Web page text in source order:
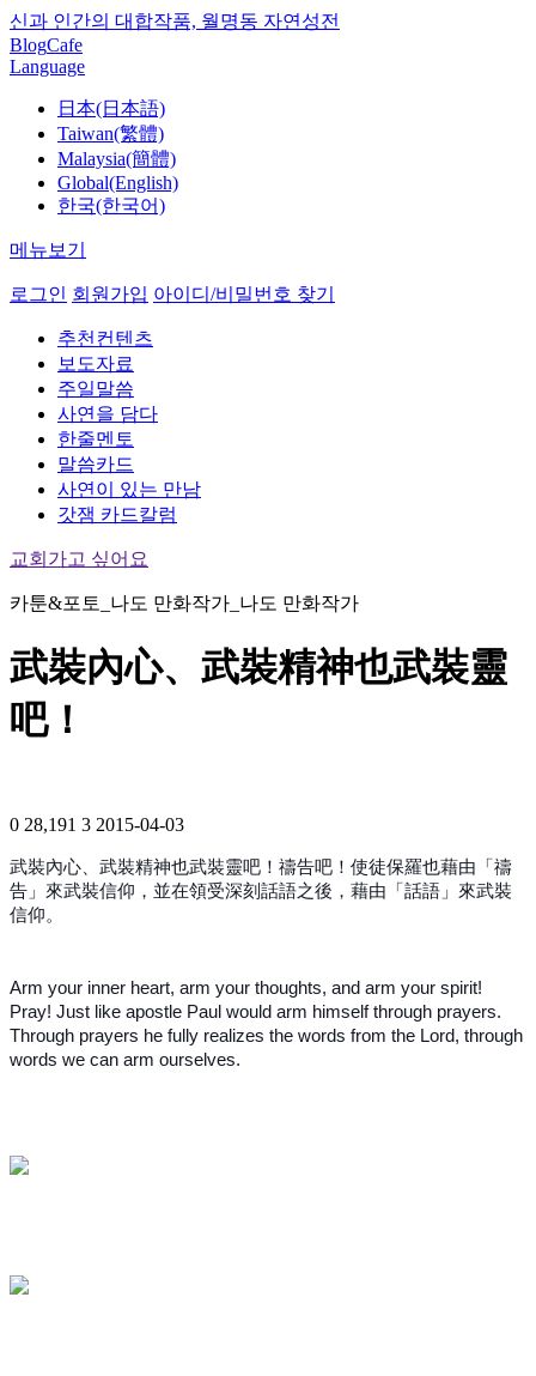
신과 인간의 대합작품, 월명동 자연성전
BlogCafe
Language
日本(日本語)
Taiwan(繁體)
Malaysia(簡體)
Global(English)
한국(한국어)
메뉴보기
로그인 회원가입 아이디/비밀번호 찾기
추천컨텐츠
보도자료
주일말씀
사연을 담다
한줄멘토
말씀카드
사연이 있는 만남
갓잼 카드칼럼
교회가고 싶어요
카툰&포토_나도 만화작가_나도 만화작가
武裝內心、武裝精神也武裝靈
吧！
0 28,191 3 2015-04-03
武裝內心、武裝精神也武裝靈吧！禱告吧！使徒保羅也藉由「禱
告」來武裝信仰，並在領受深刻話語之後，藉由「話語」來武裝
信仰。
Arm your inner heart, arm your thoughts, and arm your spirit!
Pray! Just like apostle Paul would arm himself through prayers.
Through prayers he fully realizes the words from the Lord, through
words we can arm ourselves.